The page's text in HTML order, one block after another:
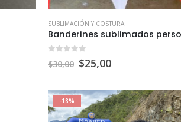
SUBLIMACIÓN Y COSTURA
out of 5
$30,00 $25,00
-18%